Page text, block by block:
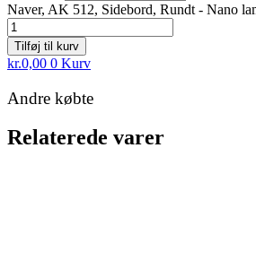
Naver, AK 512, Sidebord, Rundt - Nano
Tilføj til kurv
kr.0,00 0 Kurv
Andre købte
Relaterede varer